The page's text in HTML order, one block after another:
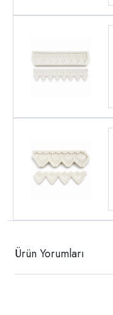
Ürün Yorumları